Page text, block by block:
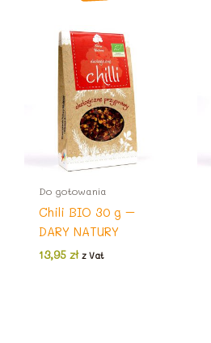
Do gotowania
Chili BIO 30 g –
DARY NATURY
13,95 zł z Vat